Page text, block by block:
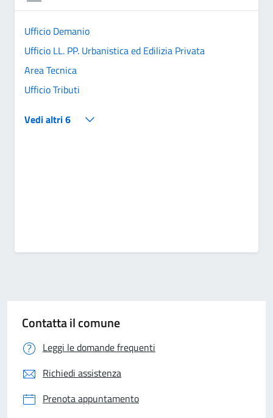
Ufficio Demanio
Ufficio LL. PP. Urbanistica ed Edilizia Privata
Area Tecnica
Ufficio Tributi
Vedi altri 6
Contatta il comune
Leggi le domande frequenti
Richiedi assistenza
Prenota appuntamento